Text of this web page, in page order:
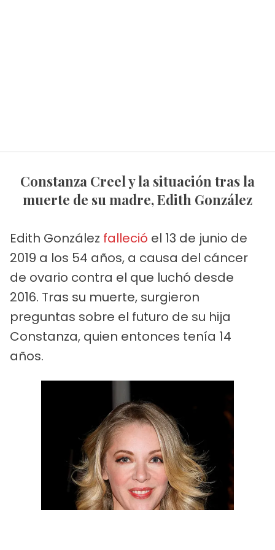
Constanza Creel y la situación tras la
muerte de su madre, Edith González
Edith González falleció el 13 de junio de
2019 a los 54 años, a causa del cáncer
de ovario contra el que luchó desde
2016. Tras su muerte, surgieron
preguntas sobre el futuro de su hija
Constanza, quien entonces tenía 14
años.